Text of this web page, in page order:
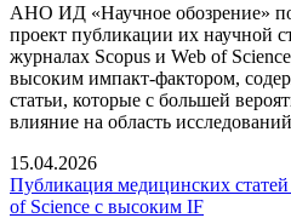
АНО ИД «Научное обозрение»
проект публикации их научной
журналах Scopus и Web of
высоким импакт-фактором,
статьи, которые с большей
влияние на область
15.04.2026
Публикация медицинских
of Science с высоким IF